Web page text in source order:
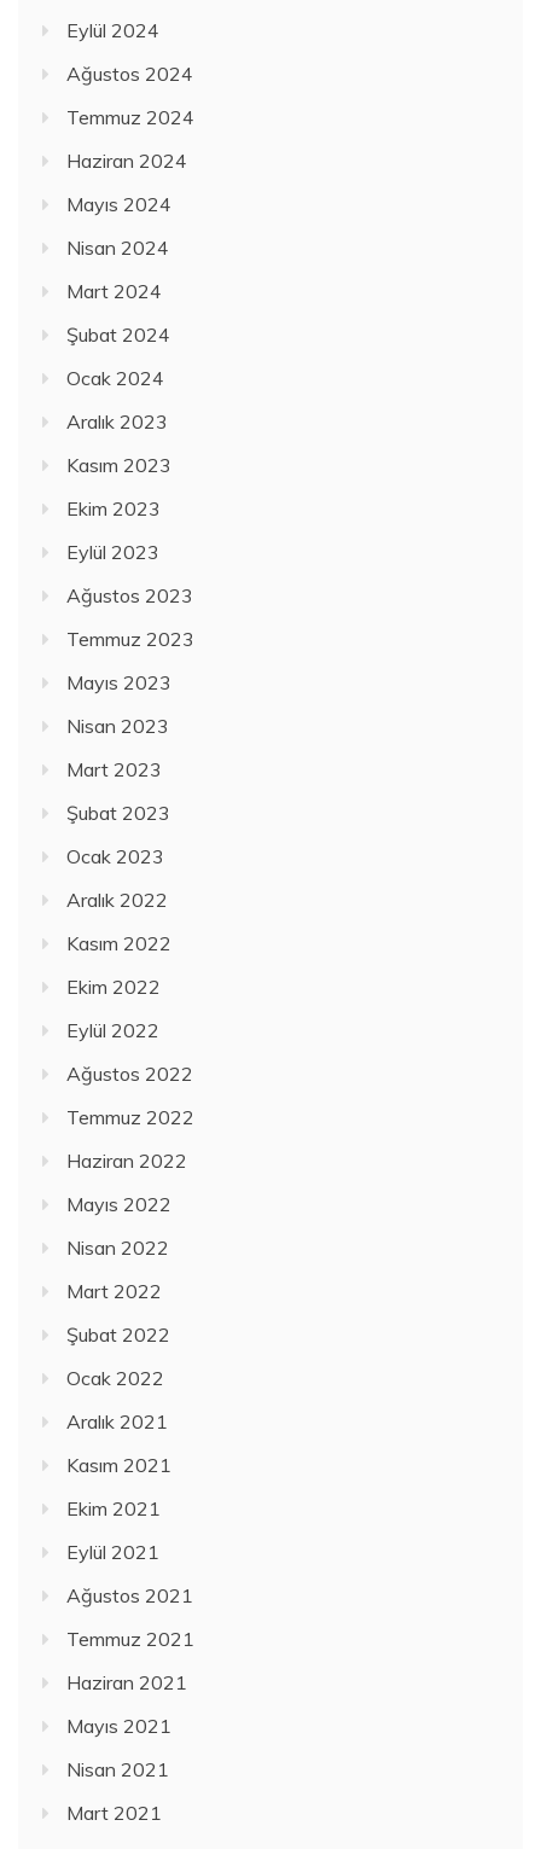
Eylül 2024
Ağustos 2024
Temmuz 2024
Haziran 2024
Mayıs 2024
Nisan 2024
Mart 2024
Şubat 2024
Ocak 2024
Aralık 2023
Kasım 2023
Ekim 2023
Eylül 2023
Ağustos 2023
Temmuz 2023
Mayıs 2023
Nisan 2023
Mart 2023
Şubat 2023
Ocak 2023
Aralık 2022
Kasım 2022
Ekim 2022
Eylül 2022
Ağustos 2022
Temmuz 2022
Haziran 2022
Mayıs 2022
Nisan 2022
Mart 2022
Şubat 2022
Ocak 2022
Aralık 2021
Kasım 2021
Ekim 2021
Eylül 2021
Ağustos 2021
Temmuz 2021
Haziran 2021
Mayıs 2021
Nisan 2021
Mart 2021